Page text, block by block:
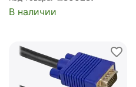
тройной экран,
феррит.кольца (CC-
В наличии